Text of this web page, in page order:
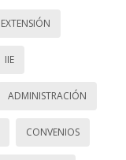
EXTENSIÓN
IIE
ADMINISTRACIÓN
CONVENIOS